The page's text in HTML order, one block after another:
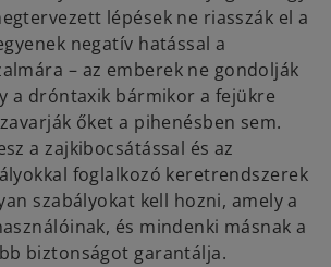
lépések ne riasszák el a
negatív hatással a
– az emberek ne gondolják
a dróntaxik bármikor a fejükre
őket a pihenésben sem.
a zajkibocsátással és az
foglalkozó keretrendszerek
szabályokat kell hozni, amely a
és mindenki másnak a
biztonságot garantálja.